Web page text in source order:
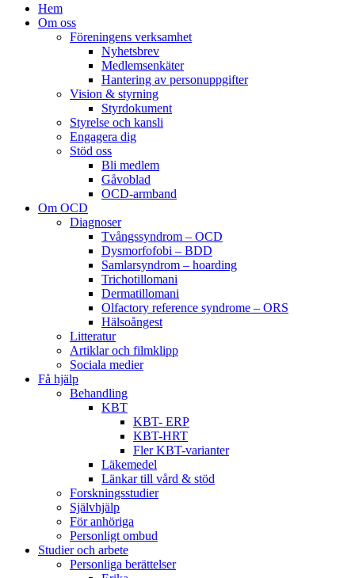
Hem
Om oss
Föreningens verksamhet
Nyhetsbrev
Medlemsenkäter
Hantering av personuppgifter
Vision & styrning
Styrdokument
Styrelse och kansli
Engagera dig
Stöd oss
Bli medlem
Gåvoblad
OCD-armband
Om OCD
Diagnoser
Tvångssyndrom – OCD
Dysmorfofobi – BDD
Samlarsyndrom – hoarding
Trichotillomani
Dermatillomani
Olfactory reference syndrome – ORS
Hälsoångest
Litteratur
Artiklar och filmklipp
Sociala medier
Få hjälp
Behandling
KBT
KBT- ERP
KBT-HRT
Fler KBT-varianter
Läkemedel
Länkar till vård & stöd
Forskningsstudier
Självhjälp
För anhöriga
Personligt ombud
Studier och arbete
Personliga berättelser